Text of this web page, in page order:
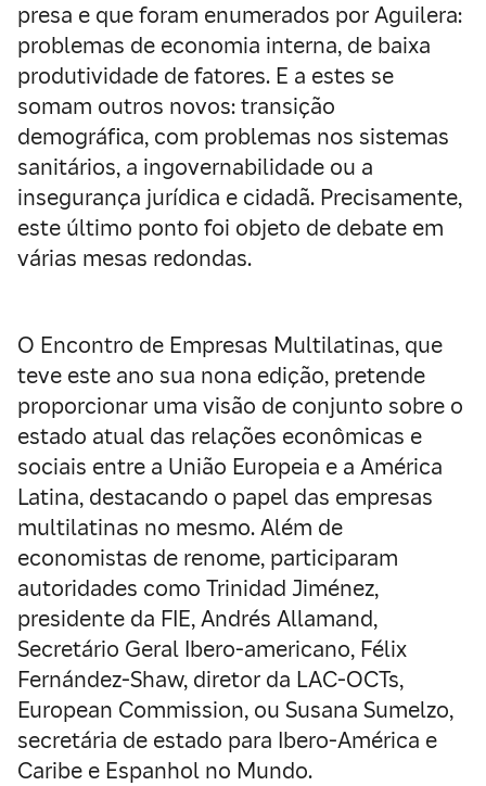
presa e que foram enumerados por Aguilera:
problemas de economia interna, de baixa
produtividade de fatores. E a estes se
somam outros novos: transição
demográfica, com problemas nos sistemas
sanitários, a ingovernabilidade ou a
insegurança jurídica e cidadã. Precisamente,
este último ponto foi objeto de debate em
várias mesas redondas.
O Encontro de Empresas Multilatinas, que
teve este ano sua nona edição, pretende
proporcionar uma visão de conjunto sobre o
estado atual das relações econômicas e
sociais entre a União Europeia e a América
Latina, destacando o papel das empresas
multilatinas no mesmo. Além de
economistas de renome, participaram
autoridades como Trinidad Jiménez,
presidente da FIE, Andrés Allamand,
Secretário Geral Ibero-americano, Félix
Fernández-Shaw, diretor da LAC-OCTs,
European Commission, ou Susana Sumelzo,
secretária de estado para Ibero-América e
Caribe e Espanhol no Mundo.